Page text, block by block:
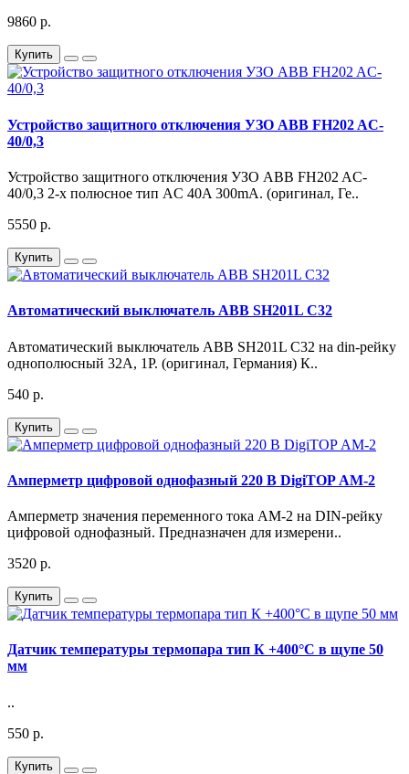
9860 р.
Купить
Устройство защитного отключения УЗО ABB FH202 AC-
40/0,3
Устройство защитного отключения УЗО ABB FH202 AC-
40/0,3 2-х полюсное тип AC 40A 300mA. (оригинал, Ге..
5550 р.
Купить
Автоматический выключатель ABB SH201L C32
Автоматический выключатель ABB SH201L C32 на din-рейку
однополюсный 32А, 1Р. (оригинал, Германия) К..
540 р.
Купить
Амперметр цифровой однофазный 220 В DigiTOP АМ-2
Амперметр значения переменного тока АМ-2 на DIN-рейку
цифровой однофазный. Предназначен для измерени..
3520 р.
Купить
Датчик температуры термопара тип К +400°C в щупе 50
мм
..
550 р.
Купить